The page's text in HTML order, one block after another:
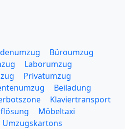
Büroumzug
Laborumzug
Privatumzug
Beiladung
Klaviertransport
Möbeltaxi
Umzugskartons